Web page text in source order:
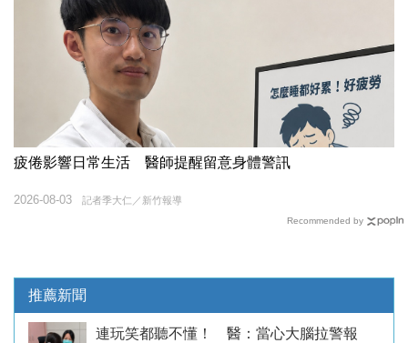
疲倦影響日常生活 醫師提醒留意身體警訊
記者季大仁／新竹報導
2026-08-03
Recommended by
推薦新聞
連玩笑都聽不懂！ 醫：當心大腦拉警報